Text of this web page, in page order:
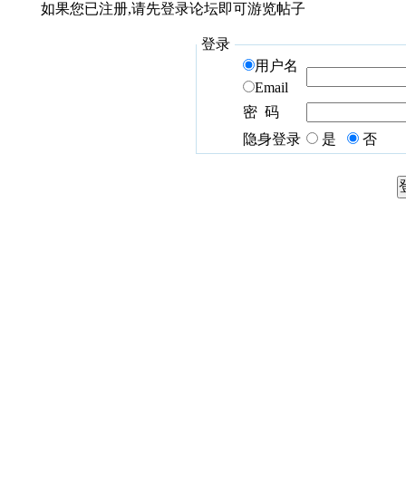
如果您已注册,请先登录论坛即可游览帖子
登录
用户名
Email
密 码
隐身登录
是 否